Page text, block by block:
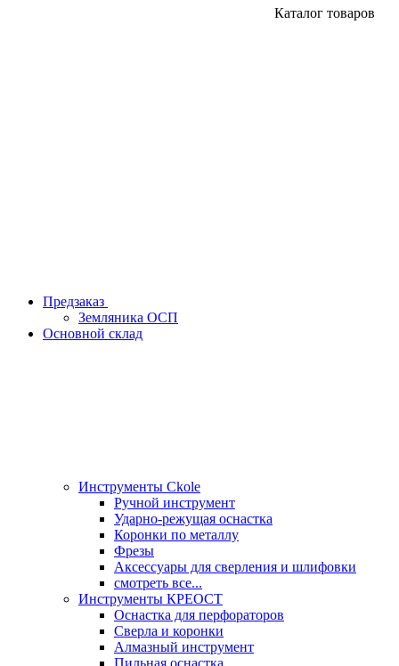
Каталог товаров
Предзаказ
Земляника ОСП
Основной склад
Инструменты Ckole
Ручной инструмент
Ударно‑режущая оснастка
Коронки по металлу
Фрезы
Аксессуары для сверления и шлифовки
смотреть все...
Инструменты КРЕОСТ
Оснастка для перфораторов
Сверла и коронки
Алмазный инструмент
Пильная оснастка